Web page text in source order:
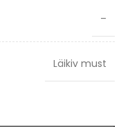
–
Läikiv must